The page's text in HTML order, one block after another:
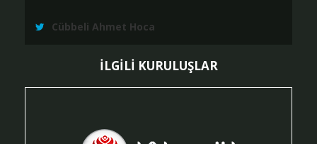
Cübbeli Ahmet Hoca
İLGİLİ KURULUŞLAR